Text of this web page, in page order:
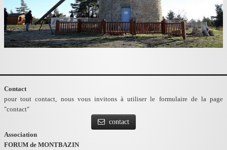
Contact
pour tout contact, nous vous invitons à utiliser le formulaire de la page
"contact"
contact
Association
FORUM de MONTBAZIN